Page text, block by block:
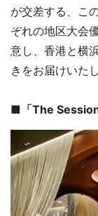
が交差する、こ
ぞれの地区大会
意し、香港と横
きをお届けいた
■「The